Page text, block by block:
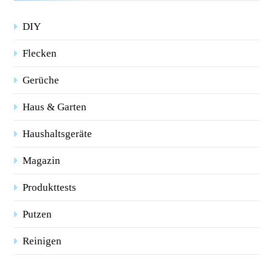
DIY
Flecken
Gerüche
Haus & Garten
Haushaltsgeräte
Magazin
Produkttests
Putzen
Reinigen